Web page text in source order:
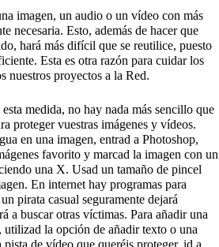
imagen, un audio o un vídeo con más
necesaria. Esto, además de hacer que
hará más difícil que se reutilice, puesto
Esta es otra razón para cuidar los
nuestros proyectos a la Red.
medida, no hay nada más sencillo que
proteger vuestras imágenes y vídeos.
en una imagen, entrad a Photoshop,
favorito y marcad la imagen con un
una X. Usad un tamaño de pincel
En internet hay programas para
pirata casual seguramente dejará
a buscar otras víctimas. Para añadir una
utilizad la opción de añadir texto o una
de vídeo que queréis proteger, id a